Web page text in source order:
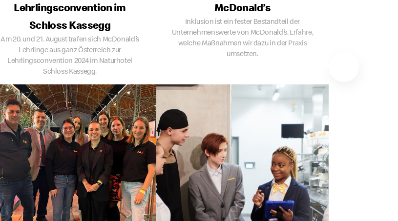
Lehrlingsconvention im
Schloss Kassegg
Am 20. und 21. August trafen sich McDonald’s
Lehrlinge aus ganz Österreich zur
Lehrlingsconvention 2024 im Naturhotel
Schloss Kassegg.
McDonald’s
Inklusion ist ein fester Bestandteil der
Unternehmenswerte von McDonald’s. Erfahre,
welche Maßnahmen wir dazu in der Praxis
umsetzen.